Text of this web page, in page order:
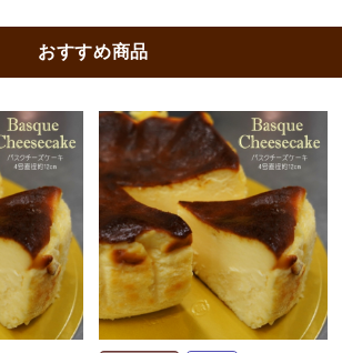
おすすめ商品